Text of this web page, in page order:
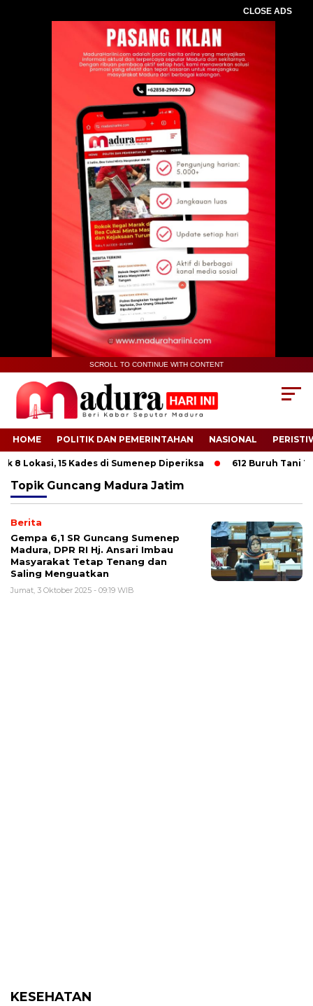
CLOSE ADS
SCROLL TO CONTINUE WITH CONTENT
HOME POLITIK DAN PEMERINTAHAN NASIONAL
Lokasi, 15 Kades di Sumenep Diperiksa 612 Buruh Tani
Topik Guncang Madura Jatim
Berita
Gempa 6,1 SR Guncang Sumenep
Madura, DPR RI Hj. Ansari Imbau
Masyarakat Tetap Tenang dan
Saling Menguatkan
Jumat, 3 Oktober 2025 - 09:19 WIB
KESEHATAN